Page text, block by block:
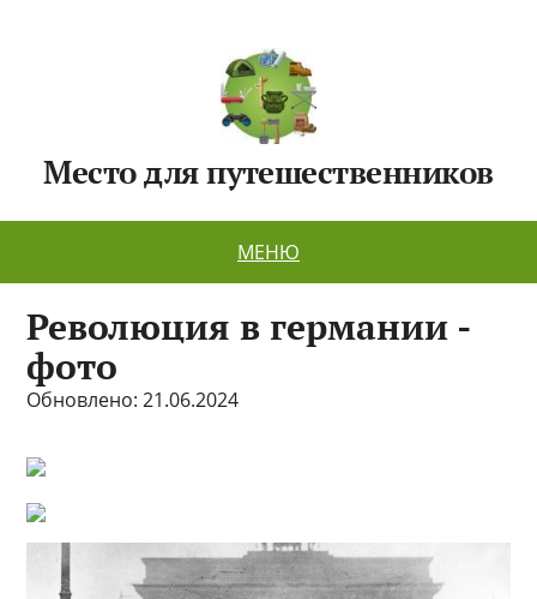
Место для путешественников
МЕНЮ
Революция в германии -
фото
Обновлено: 21.06.2024